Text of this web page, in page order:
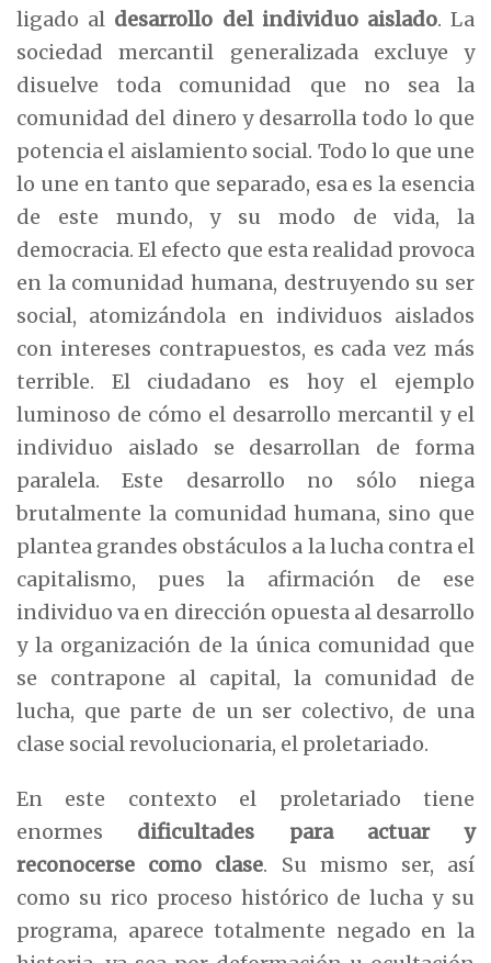
ligado al desarrollo del individuo aislado. La
sociedad mercantil generalizada excluye y
disuelve toda comunidad que no sea la
comunidad del dinero y desarrolla todo lo que
potencia el aislamiento social. Todo lo que une
lo une en tanto que separado, esa es la esencia
de este mundo, y su modo de vida, la
democracia. El efecto que esta realidad provoca
en la comunidad humana, destruyendo su ser
social, atomizándola en individuos aislados
con intereses contrapuestos, es cada vez más
terrible. El ciudadano es hoy el ejemplo
luminoso de cómo el desarrollo mercantil y el
individuo aislado se desarrollan de forma
paralela. Este desarrollo no sólo niega
brutalmente la comunidad humana, sino que
plantea grandes obstáculos a la lucha contra el
capitalismo, pues la afirmación de ese
individuo va en dirección opuesta al desarrollo
y la organización de la única comunidad que
se contrapone al capital, la comunidad de
lucha, que parte de un ser colectivo, de una
clase social revolucionaria, el proletariado.
En este contexto el proletariado tiene
enormes dificultades para actuar y
reconocerse como clase. Su mismo ser, así
como su rico proceso histórico de lucha y su
programa, aparece totalmente negado en la